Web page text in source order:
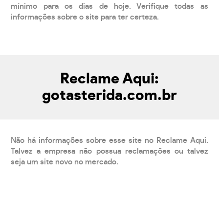
mínimo para os dias de hoje. Verifique todas as
informações sobre o site para ter certeza.
Reclame Aqui:
gotasterida.com.br
Não há informações sobre esse site no Reclame Aqui.
Talvez a empresa não possua reclamações ou talvez
seja um site novo no mercado.